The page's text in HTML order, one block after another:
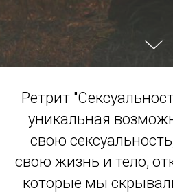
Ретрит
уникальная
свою
свою жизнь и тело,
которые мы